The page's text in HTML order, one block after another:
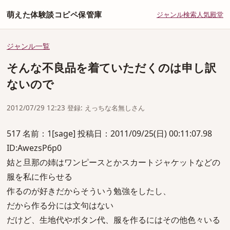
萌えた体験談コピペ保管庫 ジャンル検索人気殿堂
ジャンル一覧
そんな不良品を着ていただくのは申し訳
ないので
2012/07/29 12:23 登録: えっちな名無しさん
517 名前：1[sage] 投稿日：2011/09/25(日) 00:11:07.98
ID:AwezsP6p0
姑と旦那の姉はワンピースとかスカートジャケットなどの
服を私に作らせる
作るのが好きだからそういう勉強をしたし、
だから作る分には文句はない
だけど、生地代やボタン代、服を作るにはその他色々いる